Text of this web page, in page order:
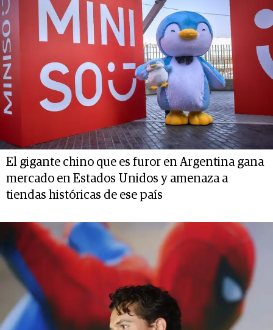
El gigante chino que es furor en Argentina gana
mercado en Estados Unidos y amenaza a
tiendas históricas de ese país